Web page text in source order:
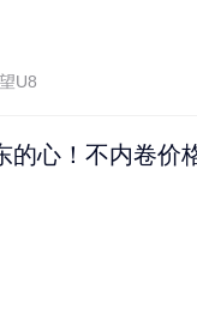
U8
的心！不内卷价